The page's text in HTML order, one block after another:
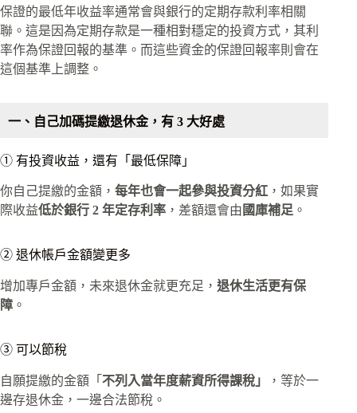
保證的最低年收益率通常會與銀行的定期存款利率相關
聯。這是因為定期存款是一種相對穩定的投資方式，其利
率作為保證回報的基準。而這些資金的保證回報率則會在
這個基準上調整。
一、自己加碼提繳退休金，有 3 大好處
① 有投資收益，還有「最低保障」
你自己提繳的金額， 每年也會一起參與投資分紅 ，如果實
際收益低於銀行 2 年定存利率 ，差額還會由 國庫補足 。
② 退休帳戶金額變更多
增加專戶金額，未來退休金就更充足， 退休生活更有保
障 。
③ 可以節稅
自願提繳的金額「 不列入當年度薪資所得課稅」
，等於一
邊存退休金，一邊合法節稅。